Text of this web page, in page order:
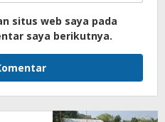
situs web saya pada
saya berikutnya.